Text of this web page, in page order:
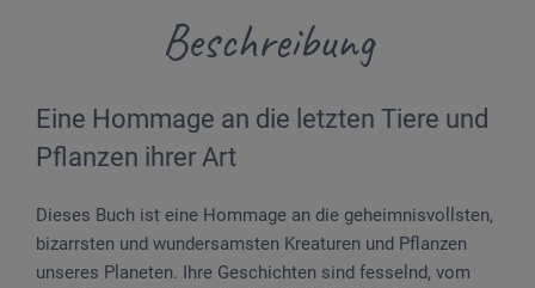
Beschreibung
Eine Hommage an die letzten Tiere und
Pflanzen ihrer Art
Dieses Buch ist eine Hommage an die geheimnisvollsten,
bizarrsten und wundersamsten Kreaturen und Pflanzen
unseres Planeten. Ihre Geschichten sind fesselnd, vom